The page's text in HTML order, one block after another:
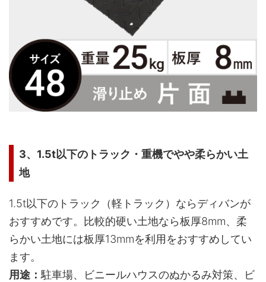
3、1.5t以下のトラック・重機でやや柔らかい土
地
1.5t以下のトラック（軽トラック）ならディバンが
おすすめです。比較的硬い土地なら板厚8mm、柔
らかい土地には板厚13mmを利用をおすすめしてい
ます。
用途： 駐車場、ビニールハウスのぬかるみ対策、ビ